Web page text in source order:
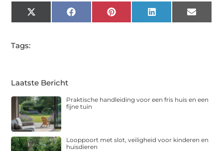
X
(Twitter)
FacebookPinterest LinkedIn Email
Tags:
Laatste Bericht
Praktische handleiding voor een fris huis en een
fijne tuin
Looppoort met slot, veiligheid voor kinderen en
huisdieren